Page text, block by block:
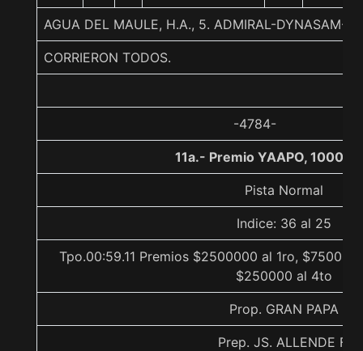
AGUA DEL MAULE, H.A., 5. ADMIRAL-DYNASAM-
CORRIERON TODOS.
-4784-
11a.- Premio YAAPO, 1000
Pista Normal
Indice: 36 al 25
Tpo.00:59.11 Premios $2500000 al 1ro,
$250000 al 4to
Prop. GRAN PAPA
Prep. JS. ALLENDE F.